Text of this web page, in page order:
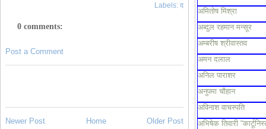
Labels: द
0 comments:
Post a Comment
Newer Post Older Post
Home
अमितोष मिश्रा
अब्दुल रहमान मन्सूर
अम्बरीष श्रीवास्तव
अमन दलाल
अनिल पाराशर
अनुपमा चौहान
अविनाश वाचस्पति
अभिषेक तिवारी